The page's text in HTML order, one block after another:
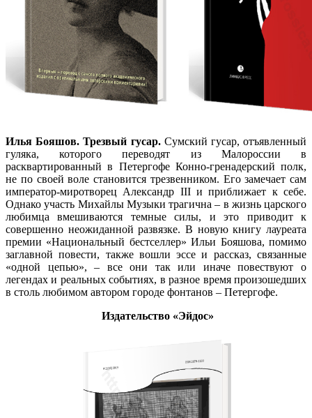
Илья Бояшов. Трезвый гусар.Сумский гусар, отъявленный
гуляка, которого переводят из Малороссии в
расквартированный в Петергофе Конно-гренадерский полк,
не по своей воле становится трезвенником. Его замечает сам
император-миротворец Александр III и приближает к себе.
Однако участь Михайлы Музыки трагична – в жизнь царского
любимца вмешиваются темные силы, и это приводит к
совершенно неожиданной развязке. В новую книгу лауреата
премии «Национальный бестселлер» Ильи Бояшова, помимо
заглавной повести, также вошли эссе и рассказ, связанные
«одной цепью», – все они так или иначе повествуют о
легендах и реальных событиях, в разное время произошедших
в столь любимом автором городе фонтанов – Петергофе.
Издательство «Эйдос»